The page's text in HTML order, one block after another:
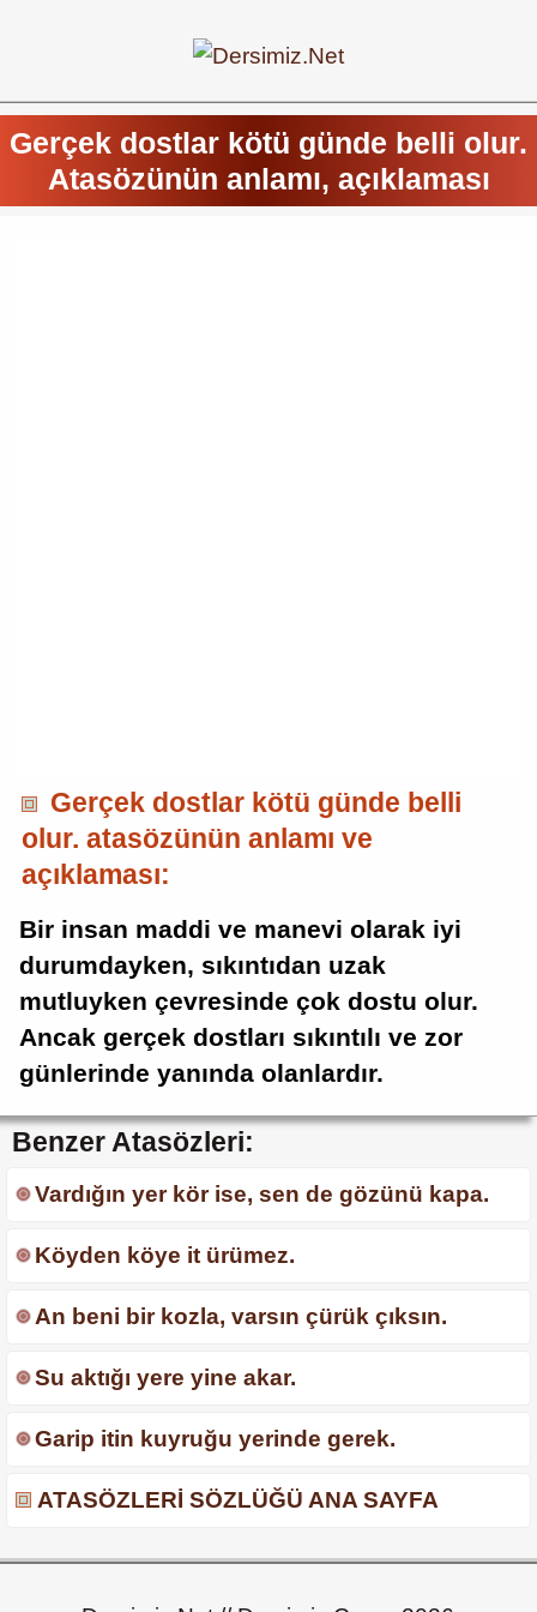
Gerçek dostlar kötü günde belli olur.
Atasözünün anlamı, açıklaması
Gerçek dostlar kötü günde belli
olur. atasözünün anlamı ve
açıklaması:
Bir insan maddi ve manevi olarak iyi
durumdayken, sıkıntıdan uzak
mutluyken çevresinde çok dostu olur.
Ancak gerçek dostları sıkıntılı ve zor
günlerinde yanında olanlardır.
Benzer Atasözleri:
Vardığın yer kör ise, sen de gözünü kapa.
Köyden köye it ürümez.
An beni bir kozla, varsın çürük çıksın.
Su aktığı yere yine akar.
Garip itin kuyruğu yerinde gerek.
ATASÖZLERİ SÖZLÜĞÜ ANA SAYFA